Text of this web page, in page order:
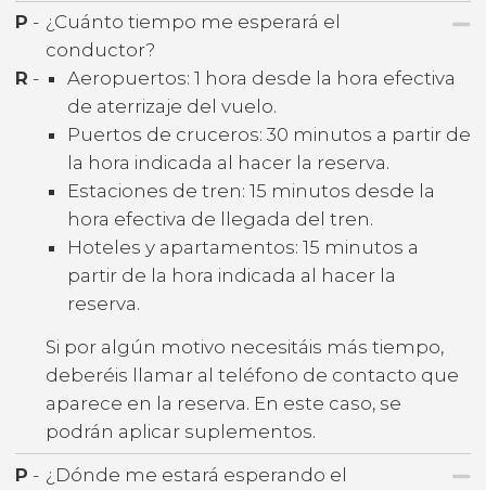
P - ¿Cuánto tiempo me esperará el
conductor?
R -
Aeropuertos: 1 hora desde la hora efectiva
de aterrizaje del vuelo.
Puertos de cruceros: 30 minutos a partir de
la hora indicada al hacer la reserva.
Estaciones de tren: 15 minutos desde la
hora efectiva de llegada del tren.
Hoteles y apartamentos: 15 minutos a
partir de la hora indicada al hacer la
reserva.
Si por algún motivo necesitáis más tiempo,
deberéis llamar al teléfono de contacto que
aparece en la reserva. En este caso, se
podrán aplicar suplementos.
P - ¿Dónde me estará esperando el